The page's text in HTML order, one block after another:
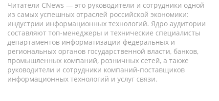
Читатели CNews — это руководители и сотрудники одной
из самых успешных отраслей российской экономики:
индустрии информационных технологий. Ядро аудитории
составляют топ-менеджеры и технические специалисты
департаментов информатизации федеральных и
региональных органов государственной власти, банков,
промышленных компаний, розничных сетей, а также
руководители и сотрудники компаний-поставщиков
информационных технологий и услуг связи.